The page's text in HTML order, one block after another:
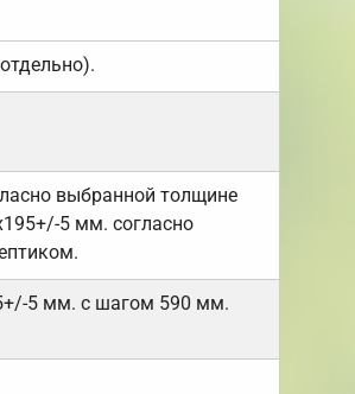
выбранной толщине
5 мм. согласно
5 мм. с шагом 590 мм.